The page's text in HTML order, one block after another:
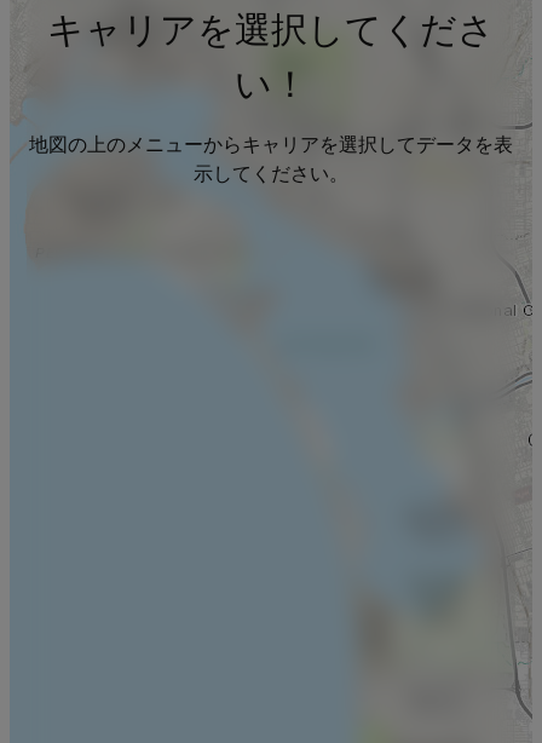
キャリアを選択してくださ
い！
地図の上のメニューからキャリアを選択してデータを表
示してください。